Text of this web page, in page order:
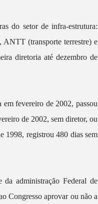
do setor de infra-estrutura:
ANTT (transporte terrestre) e
diretoria até dezembro de
fevereiro de 2002, passou
de 2002, sem diretor, ou
1998, registrou 480 dias sem
da administração Federal de
Congresso aprovar ou não a